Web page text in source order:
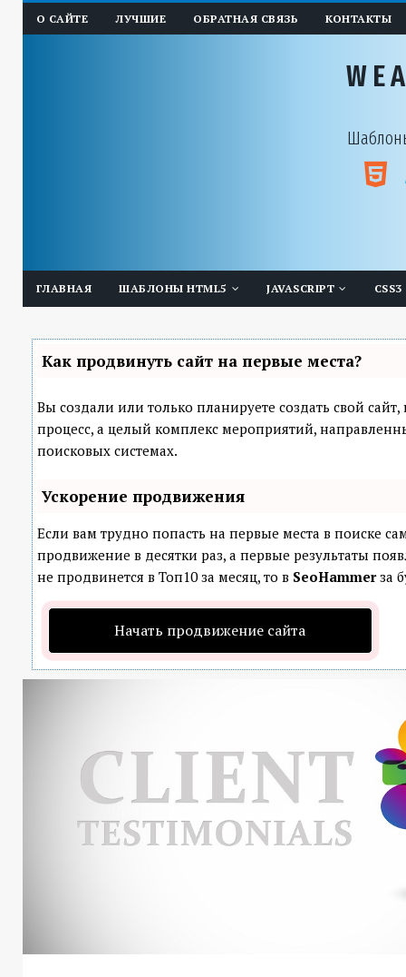
О САЙТЕ ЛУЧШИЕ ОБРАТНАЯ СВЯЗЬ КОНТАКТЫ
ГЛАВНАЯ ШАБЛОНЫ HTML5 JAVASCRIPT CSS3
Как продвинуть сайт на первые места?
Вы создали или только планируете создать свой
процесс, а целый комплекс мероприятий,
поисковых системах.
Ускорение продвижения
Если вам трудно попасть на первые места в поиске
продвижение в десятки раз, а первые результаты
не продвинется в Топ10 за месяц, то в SeoHammerза
Начать продвижение сайта